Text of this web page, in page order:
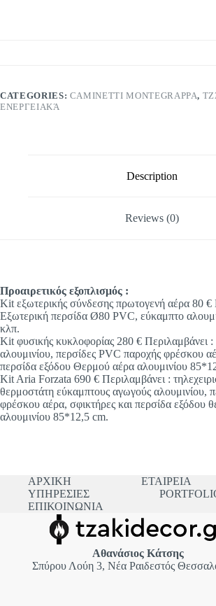
CATEGORIES: CAMINETTI MONTEGRAPPA,
ΕΝΕΡΓΕΙΑΚΆ
Description
Reviews (0)
Προαιρετικός εξοπλισμός :
Kit εξωτερικής σύνδεσης πρωτογενή αέρα 80 €
Εξωτερική περσίδα Ø80 PVC, εύκαμπτο
κλπ.
Kit φυσικής κυκλοφορίας 280 € Περιλαμβάνει
αλουμινίου, περσίδες PVC παροχής φρέσκου
περσίδα εξόδου Θερμού αέρα αλουμινίου
Kit Aria Forzata 690 € Περιλαμβάνει :
θερμοστάτη εύκαμπτους αγωγούς αλουμινίου,
φρέσκου αέρα, σφικτήρες και περσίδα εξόδου
αλουμινίου 85*12,5 cm.
ΑΡΧΙΚΗ
ΕΤΑΙΡΕΙΑ
ΥΠΗΡΕΣΙΕΣ
ΕΠΙΚΟΙΝΩΝΙΑ
Αθανάσιος Κάτσης
Σπύρου Λούη 3, Νέα Ραιδεστός